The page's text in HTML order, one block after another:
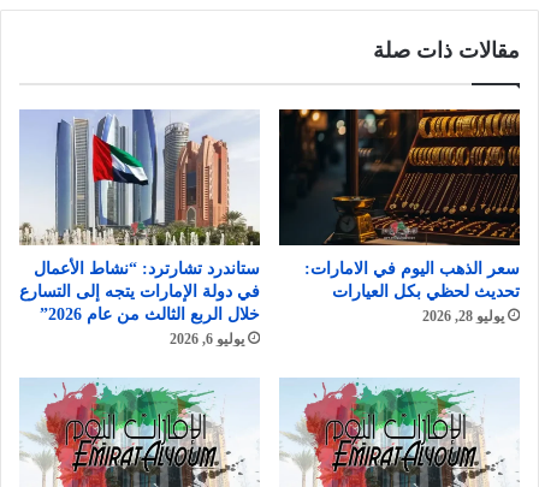
مقالات ذات صلة
سعر الذهب اليوم في الامارات:
تحديث لحظي بكل العيارات
يوليو 28, 2026
ستاندرد تشارترد: “نشاط الأعمال
في دولة الإمارات يتجه إلى التسارع
خلال الربع الثالث من عام 2026”
يوليو 6, 2026